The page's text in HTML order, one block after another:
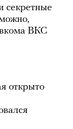
ВКС
открыто